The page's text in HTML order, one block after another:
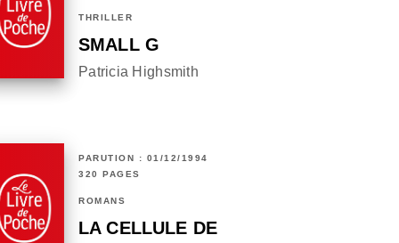
THRILLER
SMALL G
Patricia Highsmith
PARUTION : 01/12/1994
320 PAGES
ROMANS
LA CELLULE DE